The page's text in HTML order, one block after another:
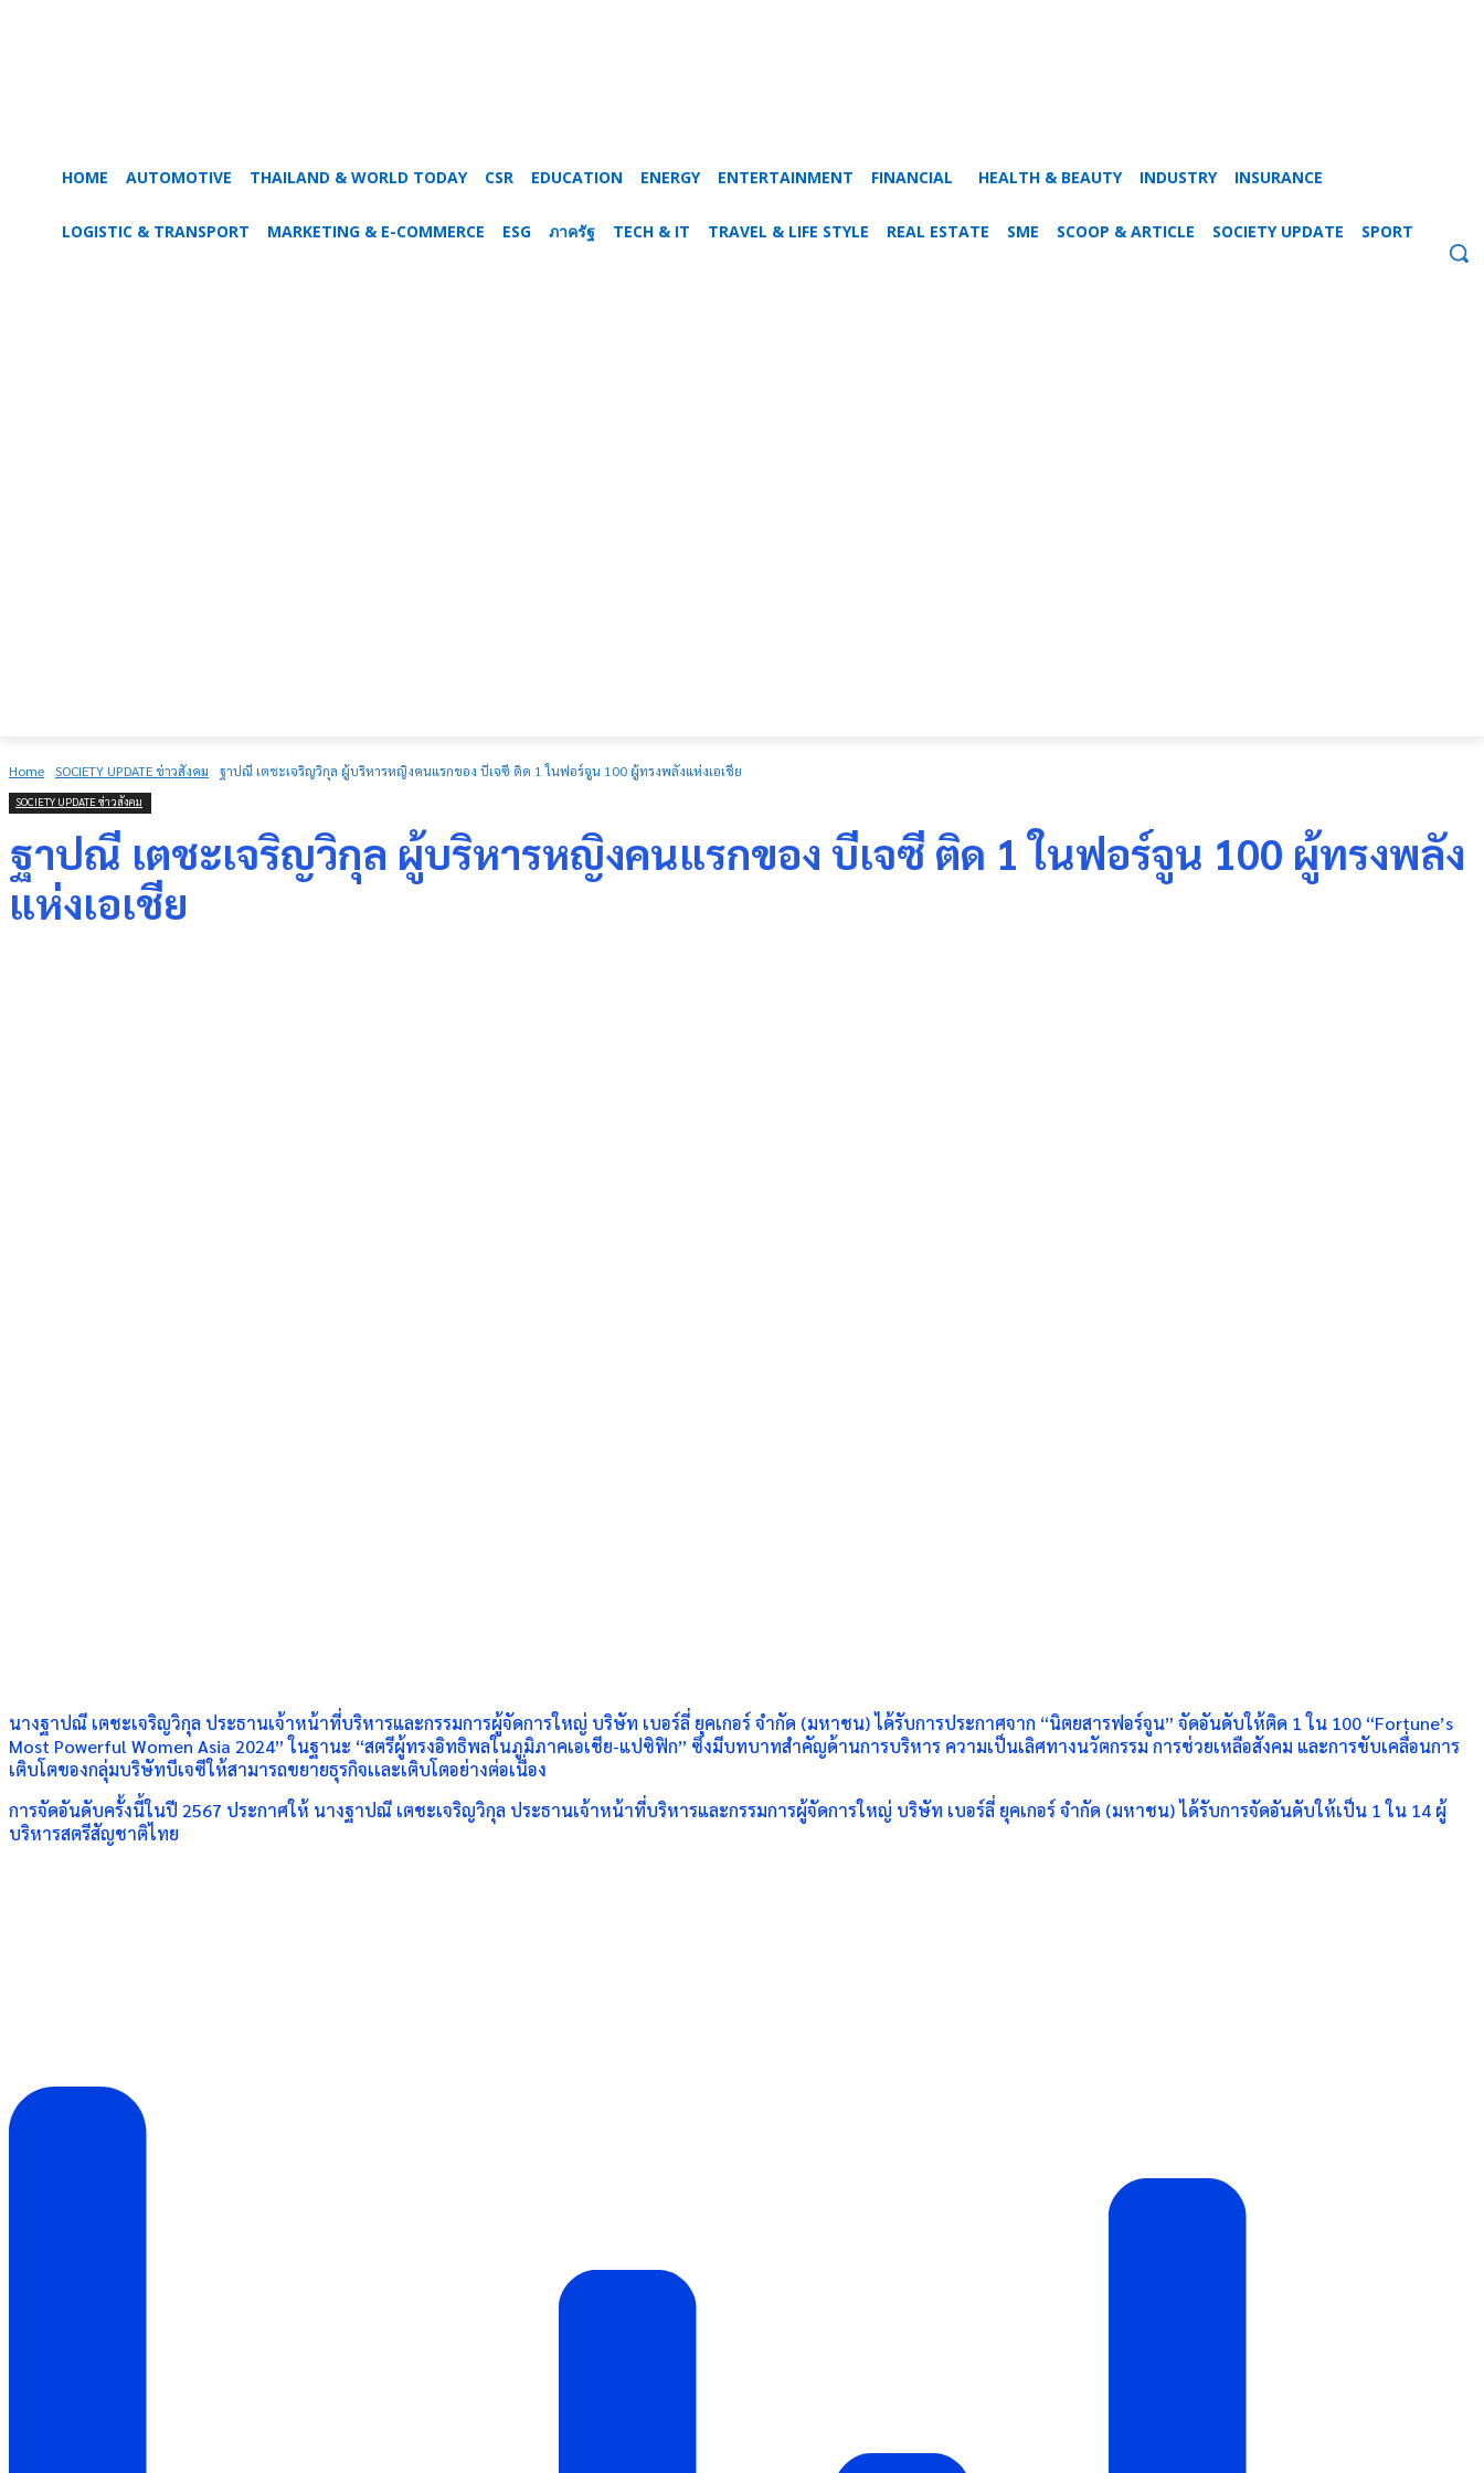
HOME AUTOMOTIVE THAILAND & WORLD TODAY CSR EDUCATION ENERGY ENTERTAINMENT FINANCIAL HEALTH & BEAUTY INDUSTRY INSURANCE
LOGISTIC & TRANSPORT MARKETING & E-COMMERCE ESG ภาครัฐ TECH & IT TRAVEL & LIFE STYLE REAL ESTATE SME SCOOP & ARTICLE SOCIETY UPDATE SPORT
Home SOCIETY UPDATE ข่าวสังคม ฐาปณี เตชะเจริญวิกุล ผู้บริหารหญิงคนแรกของ บีเจซี ติด 1 ในฟอร์จูน 100 ผู้ทรงพลังแห่งเอเชีย
SOCIETY UPDATE ข่าวสังคม
ฐาปณี เตชะเจริญวิกุล ผู้บริหารหญิงคนแรกของ บีเจซี ติด 1 ในฟอร์จูน 100 ผู้ทรงพลัง
แห่งเอเชีย
นางฐาปณี เตชะเจริญวิกุล ประธานเจ้าหน้าที่บริหารและกรรมการผู้จัดการใหญ่ บริษัท เบอร์ลี่ ยุคเกอร์ จำกัด (มหาชน) ได้รับการประกาศจาก “นิตยสารฟอร์จูน” จัดอันดับให้ติด 1 ใน 100 “Fortune’s
Most Powerful Women Asia 2024” ในฐานะ “สตรีผู้ทรงอิทธิพลในภูมิภาคเอเชีย-แปซิฟิก” ซึ่งมีบทบาทสำคัญด้านการบริหาร ความเป็นเลิศทางนวัตกรรม การช่วยเหลือสังคม และการขับเคลื่อนการ
เติบโตของกลุ่มบริษัทบีเจซีให้สามารถขยายธุรกิจเเละเติบโตอย่างต่อเนื่อง
การจัดอันดับครั้งนี้ในปี 2567 ประกาศให้ นางฐาปณี เตชะเจริญวิกุล ประธานเจ้าหน้าที่บริหารและกรรมการผู้จัดการใหญ่ บริษัท เบอร์ลี่ ยุคเกอร์ จำกัด (มหาชน) ได้รับการจัดอันดับให้เป็น 1 ใน 14 ผู้
บริหารสตรีสัญชาติไทย